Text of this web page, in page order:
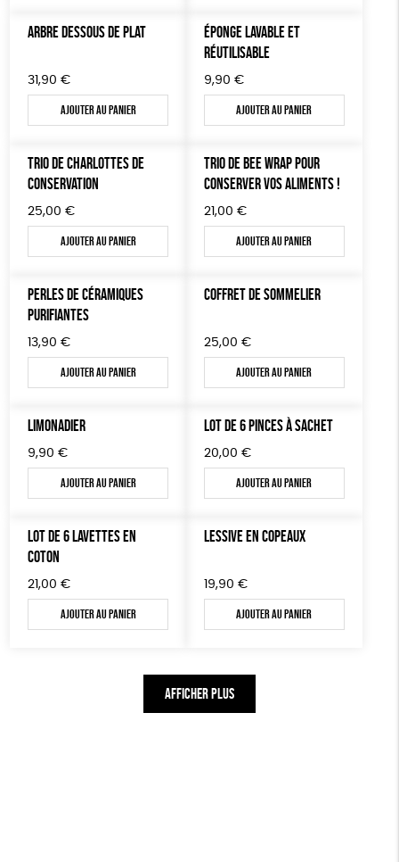
ARBRE DESSOUS DE PLAT
31,90 €
Ajouter au panier
ÉPONGE LAVABLE ET
RÉUTILISABLE
9,90 €
Ajouter au panier
TRIO DE CHARLOTTES DE
CONSERVATION
25,00 €
Ajouter au panier
TRIO DE BEE WRAP POUR
CONSERVER VOS ALIMENTS !
21,00 €
Ajouter au panier
PERLES DE CÉRAMIQUES
PURIFIANTES
13,90 €
Ajouter au panier
COFFRET DE SOMMELIER
25,00 €
Ajouter au panier
LIMONADIER
9,90 €
Ajouter au panier
LOT DE 6 PINCES À SACHET
20,00 €
Ajouter au panier
LOT DE 6 LAVETTES EN
COTON
21,00 €
Ajouter au panier
LESSIVE EN COPEAUX
19,90 €
Ajouter au panier
AFFICHER PLUS